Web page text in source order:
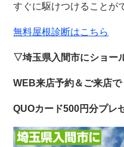
すぐに駆けつけることが
無料屋根診断はこちら
▽埼玉県入間市にショー
WEB来店予約＆ご来店で
QUOカード500円分プレ